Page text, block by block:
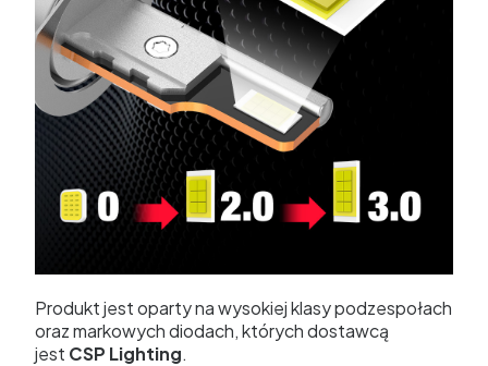
Produkt jest oparty na wysokiej klasy podzespołach
oraz markowych diodach, których dostawcą
jest CSP Lighting.